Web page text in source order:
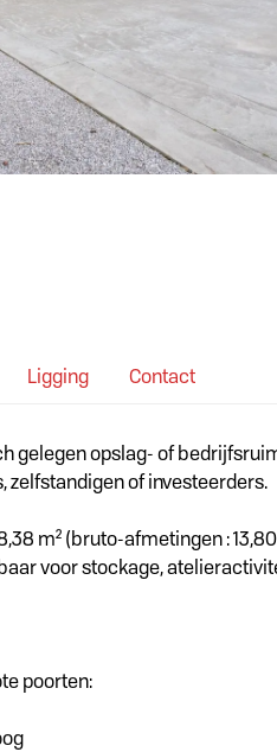
Ligging Contact
gelegen opslag- of
of investeerders.
m² (bruto-afmetingen :
voor stockage,
poorten: